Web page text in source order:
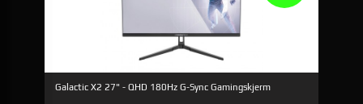
Galactic X2 27" - QHD 180Hz G-Sync Gamingskjerm